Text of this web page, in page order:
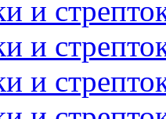
и
и
и